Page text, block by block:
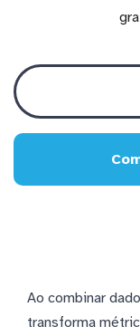
Ao combinar
transforma